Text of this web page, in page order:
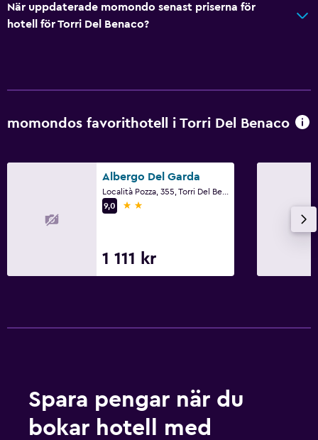
När uppdaterade momondo senast priserna för
hotell för Torri Del Benaco?
momondos favorithotell i Torri Del Benaco
Albergo Del Garda
9,0
2 stjärnor
1 111 kr
Spara pengar när du
bokar hotell med